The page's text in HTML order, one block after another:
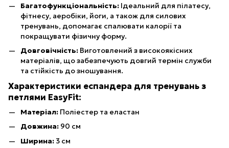
Багатофункціональність: Ідеальний для пілатесу,
фітнесу, аеробіки, йоги, а також для силових
тренувань, допомагає спалювати калорії та
покращувати фізичну форму.
Довговічність: Виготовлений з високоякісних
матеріалів, що забезпечують довгий термін служби
та стійкість до зношування.
Характеристики еспандера для тренувань з
петлями EasyFit:
Матеріал: Поліестер та еластан
Довжина: 90 см
Ширина: 3 см